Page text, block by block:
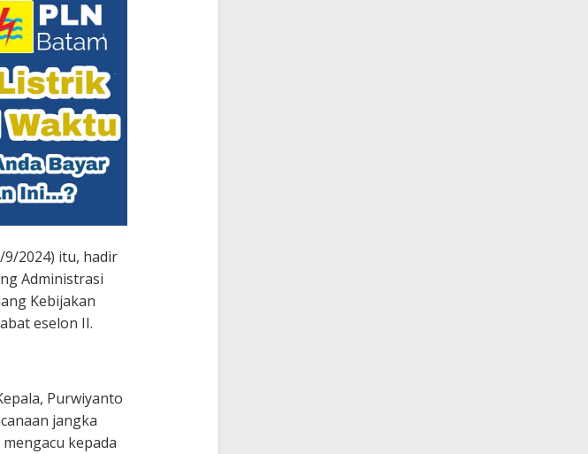
9/2024) itu, hadir
Administrasi
Kebijakan
eselon II.
Purwiyanto
jangka
kepada